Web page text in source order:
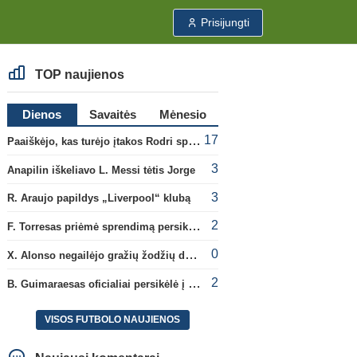
Prisijungti
TOP naujienos
Dienos Savaitės
Mėnesio
Paaiškėjo, kas turėjo įtakos Rodri sprendimui pasirinkti Barselonos pusę 17
Anapilin iškeliavo L. Messi tėtis Jorge 3
R. Araujo papildys „Liverpool“ klubą 3
F. Torresas priėmė sprendimą persikelti į PSG ekipą 2
X. Alonso negailėjo gražių žodžių dabartiniam savo klubui „Chelsea“ 0
B. Guimaraesas oficialiai persikėlė į „Arsenal“ klubą 2
VISOS FUTBOLO NAUJIENOS